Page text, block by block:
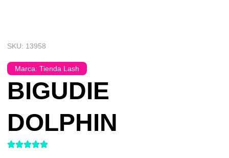
SKU: 13958
Marca: Tienda Lash
BIGUDIE
DOLPHIN